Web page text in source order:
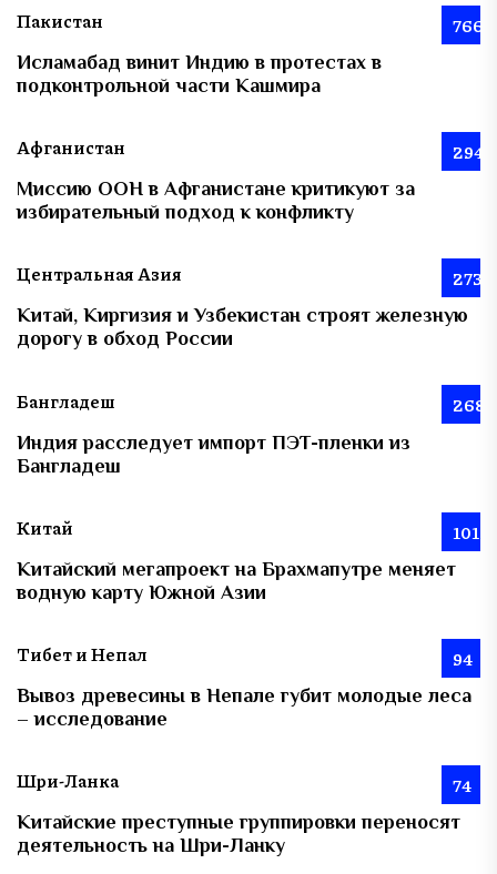
Пакистан 766
Исламабад винит Индию в протестах в
подконтрольной части Кашмира
Афганистан 294
Миссию ООН в Афганистане критикуют за
избирательный подход к конфликту
Центральная Азия 273
Китай, Киргизия и Узбекистан строят железную
дорогу в обход России
Бангладеш 268
Индия расследует импорт ПЭТ-пленки из
Бангладеш
Китай 101
Китайский мегапроект на Брахмапутре меняет
водную карту Южной Азии
Тибет и Непал 94
Вывоз древесины в Непале губит молодые леса
– исследование
Шри-Ланка 74
Китайские преступные группировки переносят
деятельность на Шри-Ланку